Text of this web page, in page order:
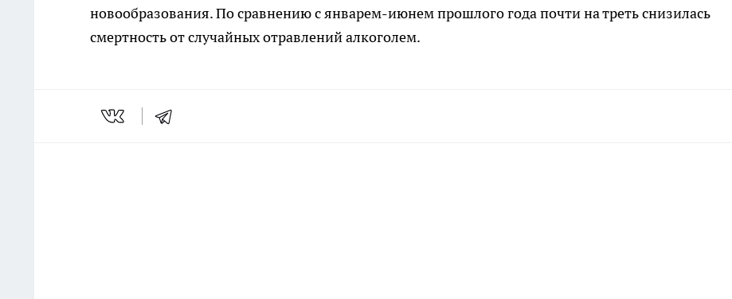
новообразования. По сравнению с январем-июнем прошлого года почти на треть снизилась
смертность от случайных отравлений алкоголем.